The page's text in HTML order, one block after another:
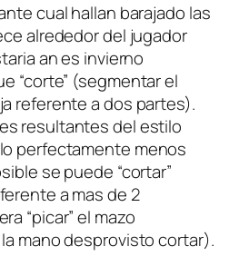
cual hallan barajado las
alrededor del jugador
an es invierno
“corte” (segmentar el
referente a dos partes).
resultantes del estilo
perfectamente menos
se puede “cortar”
a mas de 2
“picar” el mazo
mano desprovisto cortar).